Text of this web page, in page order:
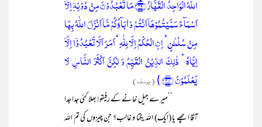
اللّٰہُ الۡوَاحِدُ الۡقَہَّارُ ﴿ؕ۳۹﴾مَا تَعۡبُدُوۡنَ مِنۡ دُوۡنِہٖۤ اِلَّاۤ
اَسۡمَآءً سَمَّیۡتُمُوۡہَاۤ اَنۡتُمۡ وَ اٰبَآؤُکُمۡ مَّاۤ اَنۡزَلَ اللّٰہُ بِہَا
مِنۡ سُلۡطٰنٍ ؕ اِنِ الۡحُکۡمُ اِلَّا لِلّٰہِ ؕ اَمَرَ اَلَّا تَعۡبُدُوۡۤا اِلَّاۤ
اِیَّاہُ ؕ ذٰلِکَ الدِّیۡنُ الۡقَیِّمُ وَ لٰکِنَّ اَکۡثَرَ النَّاسِ لَا
یَعۡلَمُوۡنَ ﴿۴۰﴾}
(یوسف)
’’میرے جیل خانے کے رفیقو! بھلا کئی جدا جدا
آقا اچھے یا (ایک) اللہ یکتا و غالب؟ جن چیزوں کی تم اللہ